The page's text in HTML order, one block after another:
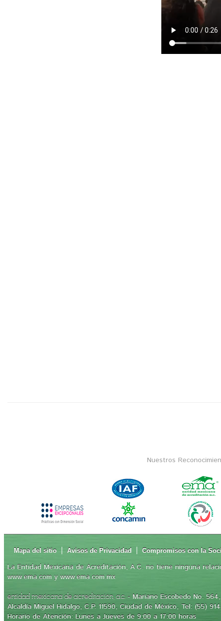
Nuestros
Mapa del sitio Avisos de Privacidad Compromisos con la
La Entidad Mexicana de Acreditación, A.C. no tiene ninguna
www.ema.com y www.ema.com.mx
entidad mexicana de acreditación, a.c. - Mariano Escobedo No.
Alcaldía Miguel Hidalgo, C.P. 11590, Ciudad de México, Tel: (55)
Horario de Atención: Lunes a Jueves de 9:00 a 17:00 horas